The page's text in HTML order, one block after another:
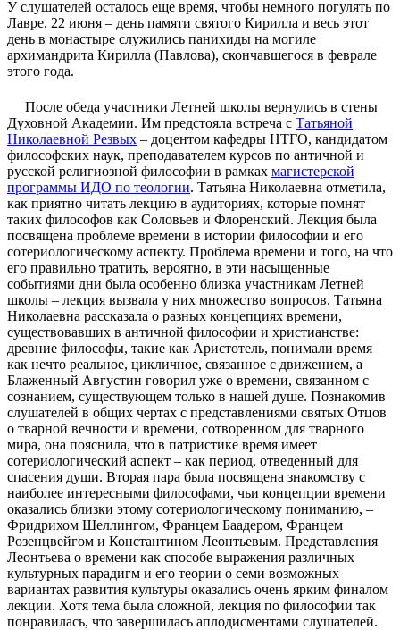
У слушателей осталось еще время, чтобы немного погулять по
Лавре. 22 июня – день памяти святого Кирилла и весь этот
день в монастыре служились панихиды на могиле
архимандрита Кирилла (Павлова), скончавшегося в феврале
этого года.
После обеда участники Летней школы вернулись в стены
Духовной Академии. Им предстояла встреча с Татьяной
Николаевной Резвых – доцентом кафедры НТГО, кандидатом
философских наук, преподавателем курсов по античной и
русской религиозной философии в рамках магистерской
программы ИДО по теологии. Татьяна Николаевна отметила,
как приятно читать лекцию в аудиториях, которые помнят
таких философов как Соловьев и Флоренский. Лекция была
посвящена проблеме времени в истории философии и его
сотериологическому аспекту. Проблема времени и того, на что
его правильно тратить, вероятно, в эти насыщенные
событиями дни была особенно близка участникам Летней
школы – лекция вызвала у них множество вопросов. Татьяна
Николаевна рассказала о разных концепциях времени,
существовавших в античной философии и христианстве:
древние философы, такие как Аристотель, понимали время
как нечто реальное, цикличное, связанное с движением, а
Блаженный Августин говорил уже о времени, связанном с
сознанием, существующем только в нашей душе. Познакомив
слушателей в общих чертах с представлениями святых Отцов
о тварной вечности и времени, сотворенном для тварного
мира, она пояснила, что в патристике время имеет
сотериологический аспект – как период, отведенный для
спасения души. Вторая пара была посвящена знакомству с
наиболее интересными философами, чьи концепции времени
оказались близки этому сотериологическому пониманию, –
Фридрихом Шеллингом, Францем Баадером, Францем
Розенцвейгом и Константином Леонтьевым. Представления
Леонтьева о времени как способе выражения различных
культурных парадигм и его теории о семи возможных
вариантах развития культуры оказались очень ярким финалом
лекции. Хотя тема была сложной, лекция по философии так
понравилась, что завершилась аплодисментами слушателей.